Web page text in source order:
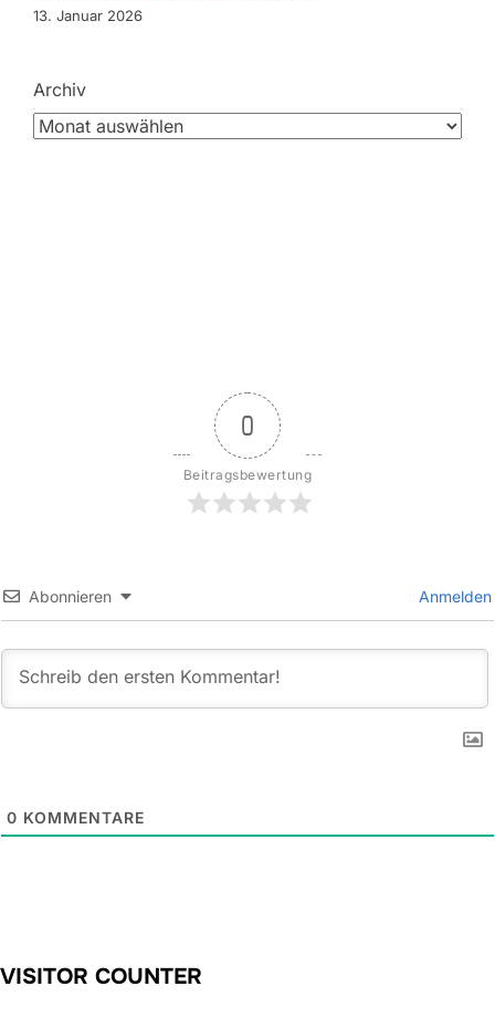
13. Januar 2026
Archiv
0
Beitragsbewertung
Abonnieren Anmelden
0 KOMMENTARE
VISITOR COUNTER